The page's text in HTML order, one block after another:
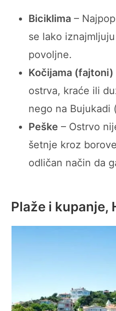
Biciklima –
se lako
povoljne.
Kočijama (fajtoni)
ostrva, kraće ili
nego na Bujukadi
Peške – Ostrvo
šetnje kroz
odličan način da
Plaže i kupanje,